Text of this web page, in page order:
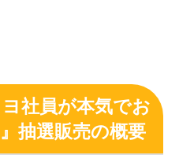
ヨ社員が本気でお
抽選販売の概要